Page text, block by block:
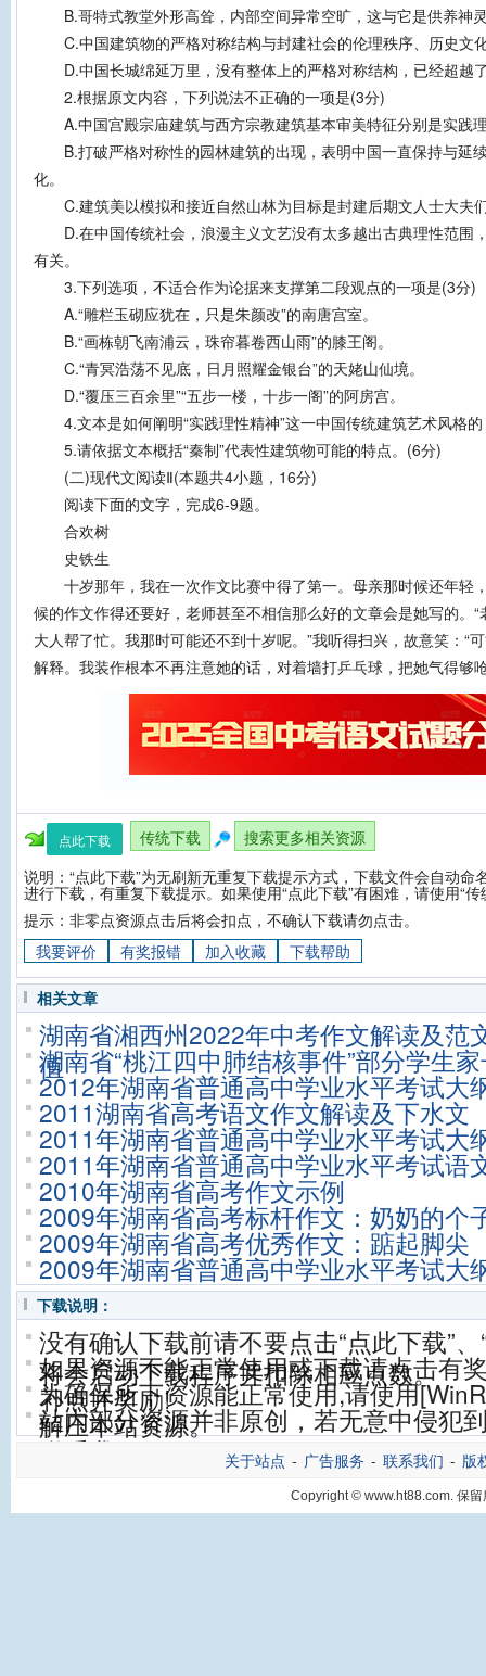
B.哥特式教堂外形高耸，内部空间异常空旷，这与它是供养神
C.中国建筑物的严格对称结构与封建社会的伦理秩序、历史文
D.中国长城绵延万里，没有整体上的严格对称结构，已经超越
2.根据原文内容，下列说法不正确的一项是(3分)
A.中国宫殿宗庙建筑与西方宗教建筑基本审美特征分别是实践
B.打破严格对称性的园林建筑的出现，表明中国一直保持与延
化。
C.建筑美以模拟和接近自然山林为目标是封建后期文人士大夫
D.在中国传统社会，浪漫主义文艺没有太多越出古典理性范围
有关。
3.下列选项，不适合作为论据来支撑第二段观点的一项是(3分)
A.“雕栏玉砌应犹在，只是朱颜改”的南唐宫室。
B.“画栋朝飞南浦云，珠帘暮卷西山雨”的膝王阁。
C.“青冥浩荡不见底，日月照耀金银台”的天姥山仙境。
D.“覆压三百余里”“五步一楼，十步一阁”的阿房宫。
4.文本是如何阐明“实践理性精神”这一中国传统建筑艺术风格
5.请依据文本概括“秦制”代表性建筑物可能的特点。(6分)
(二)现代文阅读Ⅱ(本题共4小题，16分)
阅读下面的文字，完成6-9题。
合欢树
史铁生
十岁那年，我在一次作文比赛中得了第一。母亲那时候还年轻
候的作文作得还要好，老师甚至不相信那么好的文章会是她写的。
大人帮了忙。我那时可能还不到十岁呢。”我听得扫兴，故意笑：“
解释。我装作根本不再注意她的话，对着墙打乒乓球，把她气得够
点此下载 传统下载
搜索更多相关资源
说明：“点此下载”为无刷新无重复下载提示方式，下载文件会自动命
进行下载，有重复下载提示。如果使用“点此下载”有困难，请使用“传
提示：非零点资源点击后将会扣点，不确认下载请勿点击。
我要评价
有奖报错 加入收藏 下载帮助
相关文章
湖南省湘西州2022年中考作文解读及范
值
湖南省“桃江四中肺结核事件”部分学生
2012年湖南省普通高中学业水平考试大
2011湖南省高考语文作文解读及下水文
2011年湖南省普通高中学业水平考试大
2011年湖南省普通高中学业水平考试语
2010年湖南省高考作文示例
2009年湖南省高考标杆作文：奶奶的个
2009年湖南省高考优秀作文：踮起脚尖
2009年湖南省普通高中学业水平考试大
下载说明：
没有确认下载前请不要点击“点此下载”
将会启动下载程序并扣除相应点数。
如果资源不能正常使用或下载请点击有
补点并奖励!
为确保所下资源能正常使用,请使用
解压本站资源。
站内部分资源并非原创，若无意中侵犯
联系我们。
关于站点 - 广告服务 - 联系我们 - 版
Copyright © www.ht88.com. 保